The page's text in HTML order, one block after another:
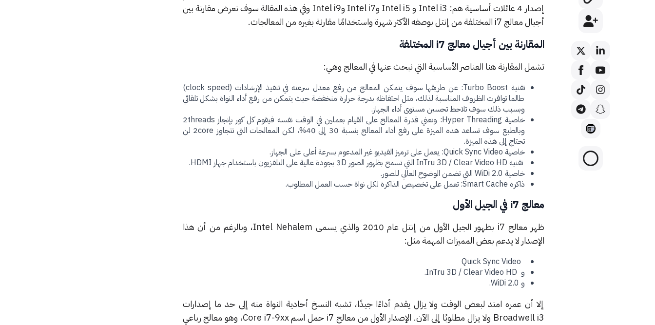
إصدار 4 عائلات أساسية هم: Intel i3 و Intel i5 وIntel i7 وIntel i9 وفي هذه المقالة سوف نعرض مقارنة بين
أجيال معالج i7 المختلفة من إنتل بوصفه الأكثر شهرة واستخدامًا مقارنة بغيره من المعالجات.
المقارنة بين أجيال معالج i7 المختلفة
تشمل المقارنة هنا العناصر الأساسية التي نبحث عنها في المعالج وهي:
تقنية Turbo Boost: عن طريقها سوف يتمكن المعالج من رفع معدل سرعته في تنفيذ الإرشادات (clock speed)
طالما توافرت الظروف المناسبة لذلك، مثل احتفاظه بدرجة حرارة منخفضة حيث يتمكن من رفع أداء النواة بشكل تلقائي
وبسبب ذلك سوف تلاحظ تحسين مستوى أداء الجهاز.
خاصية Hyper Threading: وتعني قدرة المعالج على القيام بعملين في الوقت نفسه فيقوم كل كور بإنجاز 2threads
وبالطبع سوف تساعد هذه الميزة على رفع أداء المعالج بنسبة 30 إلى 40%، لكن المعالجات التي تتجاوز 2core لن
تحتاج إلى هذه الميزة.
خاصية Quick Sync Video: يعمل على ترميز الفيديو غير المدعوم بسرعة أعلى على الجهاز.
تقنية InTru 3D / Clear Video HD التي تسمح بظهور الصور 3D بجودة عالية على التلفزيون باستخدام جهاز HDMI.
خاصية WiDi 2.0 التي تضمن الوضوح العالي للصور.
ذاكرة Smart Cache: تعمل على تخصيص الذاكرة لكل نواة حسب العمل المطلوب.
معالج i7 في الجيل الأول
ظهر معالج i7 بظهور الجيل الأول من إنتل عام 2010 والذي يسمى Intel Nehalem، وبالرغم من أن هذا
الإصدار لا يدعم بعض المميزات المهمة مثل:
و InTru 3D / Clear Video HD.
و WiDi 2.0.
إلا أن عمره امتد لبعض الوقت ولا يزال يقدم أداءًا جيدًا، تشبه النسخ أحادية النواة منه إلى حد ما إصدارات
Broadwell i3 ولا يزال مطلوبًا إلى الآن.
الإصدار الأول من معالج i7 حمل اسم
Core i7-9xx، وهو معالج رباعي